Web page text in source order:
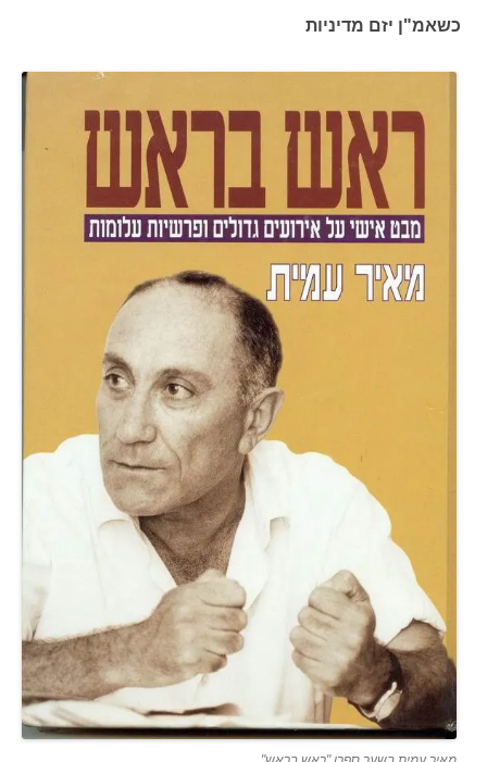
כשאמ"ן יזם מדיניות